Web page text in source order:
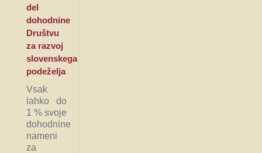
del
dohodnine
Društvu
za razvoj
slovenskega
podeželja
Vsak
lahko do
1 % svoje
dohodnine
nameni
za